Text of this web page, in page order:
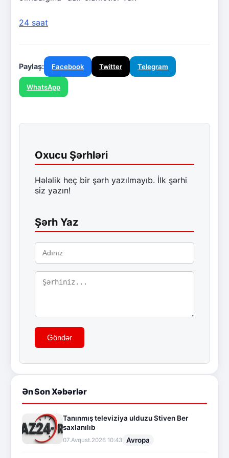
24 saat
Paylaş: Facebook Twitter Telegram
WhatsApp
Oxucu Şərhləri
Hələlik heç bir şərh yazılmayıb. İlk şərhi
siz yazın!
Şərh Yaz
Göndər
Ən Son Xəbərlər
Tanınmış televiziya ulduzu Stiven Ber
saxlanılıb
07.Avqust.2026 10:43 Avropa